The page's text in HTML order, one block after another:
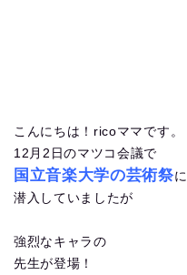
こんにちは！ricoママです。
12月2日のマツコ会議で
国立音楽大学の芸術祭に
潜入していましたが
強烈なキャラの
先生が登場！